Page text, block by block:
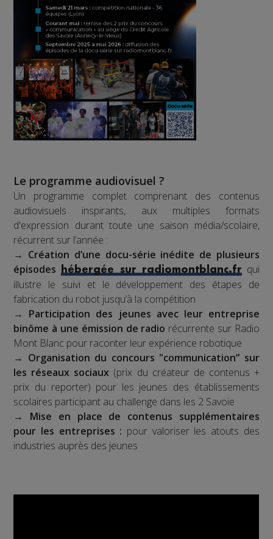
Le programme audiovisuel ?
Un programme complet comprenant des contenus
audiovisuels inspirants, aux multiples formats
d'expression durant toute une saison média/scolaire,
récurrent sur l’année :
→ Création d’une docu-série inédite de plusieurs
épisodes
hébergée sur radiomontblanc.frqui
illustre le suivi et le développement des étapes de
fabrication du robot jusqu’à la compétition
→ Participation des jeunes avec leur entreprise
binôme à une émission de radio récurrente sur Radio
Mont Blanc pour raconter leur expérience robotique
→ Organisation du concours "communication” sur
les réseaux sociaux (prix du créateur de contenus +
prix du reporter) pour les jeunes des établissements
scolaires participant au challenge dans les 2 Savoie
→ Mise en place de contenus supplémentaires
pour les entreprises : pour valoriser les atouts des
industries auprès des jeunes